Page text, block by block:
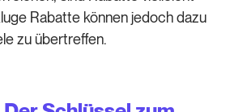
Rabatte können jedoch dazu
zu übertreffen.